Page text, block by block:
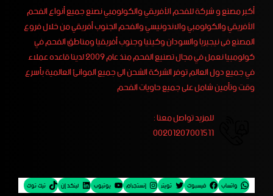
أكبر مصنع و شركة للفحم الأفريقي والكولومبي نصنع جميع أنواع الفحم
الأفريقي والكولومبي والاندونيسي والفحم الجنوب أفريقي من خلال فروع
المصنع فى نيجيريا والسودان وكينيا وجنوب أفريقيا ومناطق الفحم في
كولومبيا نعمل في مجال تصنيع الفحم منذ عام 2009 لدينا قاعده عملاء
في جميع دول العالم توفر الشركة الشحن الى جميع الموانئ العالمية بأسرع
وقت وتأمين شامل على جميع حاويات الفحم
للمزيد تواصل معنا :
00201207001511
واتساب فيسبوك تويتر إنستجرام يوتيوب لينكد إن تيك توك